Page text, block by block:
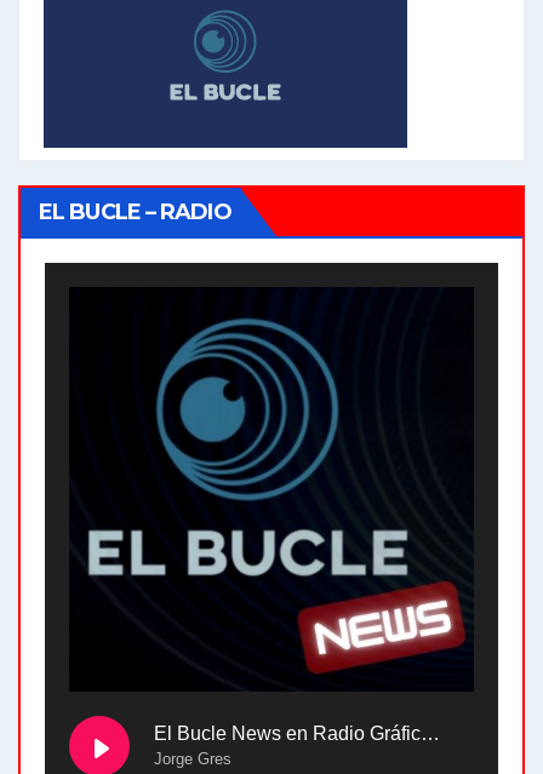
EL BUCLE – RADIO
El Bucle News en Radio Gráfica. Bloque 2 . 28.04.24
Jorge Gres